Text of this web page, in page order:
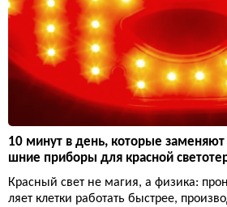
10 минут в день, которые
шние приборы для красной
Красный свет не магия, а физика:
ляет клетки работать быстрее,